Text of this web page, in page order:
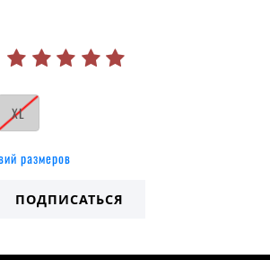
XL
размеров
ПОДПИСАТЬСЯ